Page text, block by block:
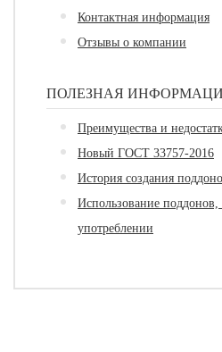
Контактная информация
Отзывы о компании
ПОЛЕЗНАЯ
Преимущества и
Новый ГОСТ 33757-2016
История создания
Использование
употреблении